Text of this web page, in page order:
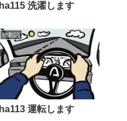
ha115 洗濯します
他動詞
ha113 運転します